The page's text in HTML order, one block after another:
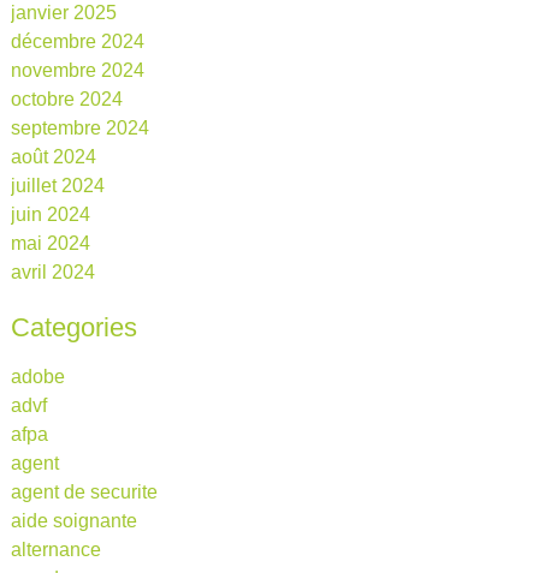
janvier 2025
décembre 2024
novembre 2024
octobre 2024
septembre 2024
août 2024
juillet 2024
juin 2024
mai 2024
avril 2024
Categories
adobe
advf
afpa
agent
agent de securite
aide soignante
alternance